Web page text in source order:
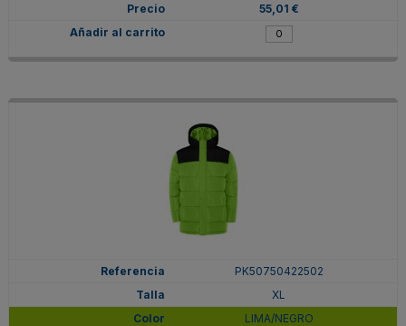
55,01 €
PK50750422502
XL
LIMA/NEGRO